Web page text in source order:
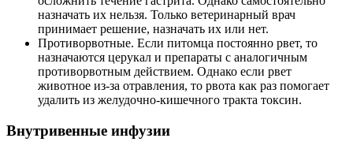
назначать их нельзя. Только ветеринарный врач
принимает решение, назначать их или нет.
Противорвотные. Если питомца постоянно рвет, то
назначаются церукал и препараты с аналогичным
противорвотным действием. Однако если рвет
животное из-за отравления, то рвота как раз помогает
удалить из желудочно-кишечного тракта токсин.
Внутривенные инфузии